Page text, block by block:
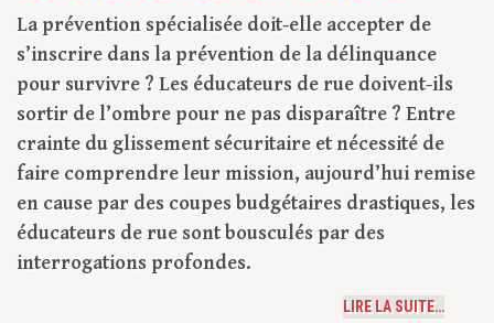
La prévention spécialisée doit-elle accepter de
s’inscrire dans la prévention de la délinquance
pour survivre ? Les éducateurs de rue doivent-ils
sortir de l’ombre pour ne pas disparaître ? Entre
crainte du glissement sécuritaire et nécessité de
faire comprendre leur mission, aujourd’hui remise
en cause par des coupes budgétaires drastiques, les
éducateurs de rue sont bousculés par des
interrogations profondes.
LIRE LA SUITE…